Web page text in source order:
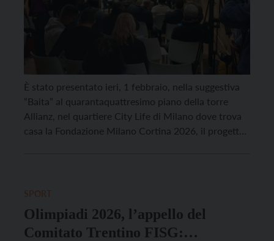
È stato presentato ieri, 1 febbraio, nella suggestiva
“Baita” al quarantaquattresimo piano della torre
Allianz, nel quartiere City Life di Milano dove trova
casa la Fondazione Milano Cortina 2026, il progetto
Olimpiadi 2026, l’appello del
Comitato Trentino FISG: